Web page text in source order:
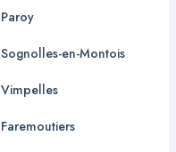
Paroy
Sognolles-en-Montois
Vimpelles
Faremoutiers